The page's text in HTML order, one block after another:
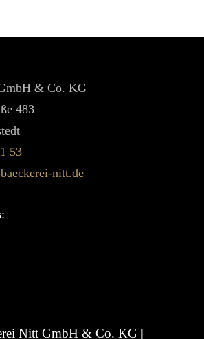
& Co. KG
483
53
nitt.de
Nitt GmbH & Co. KG |